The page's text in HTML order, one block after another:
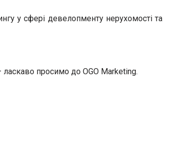
у сфері девелопменту нерухомості та
просимо до OGO Marketing.